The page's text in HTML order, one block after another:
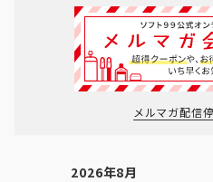
メルマガ配信
2026年8月